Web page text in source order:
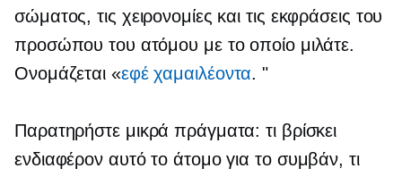
σώματος, τις χειρονομίες και τις εκφράσεις του
προσώπου του ατόμου με το οποίο μιλάτε.
Ονομάζεται «εφέ χαμαιλέοντα. "
Παρατηρήστε μικρά πράγματα: τι βρίσκει
ενδιαφέρον αυτό το άτομο για το συμβάν, τι